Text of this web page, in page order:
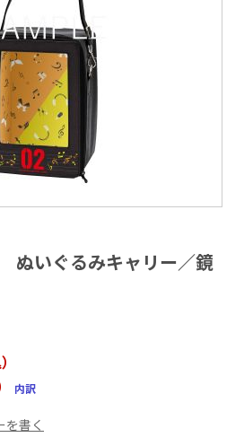
ぬいぐるみキャリー／鏡
）
内訳
を書く